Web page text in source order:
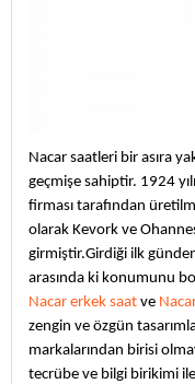
Nacar saatleri bir asıra
geçmişe sahiptir. 1924
firması tarafından
olarak Kevork ve
girmiştir.Girdiği ilk
arasında ki konumunu
Nacar erkek saat ve
zengin ve özgün
markalarından birisi
tecrübe ve bilgi birikimi